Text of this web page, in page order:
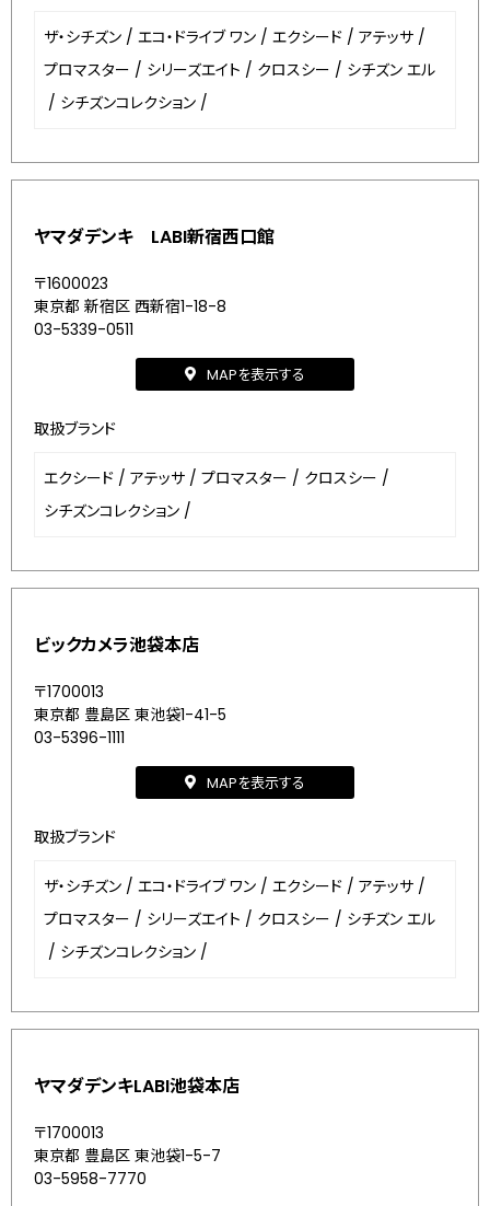
ザ・シチズン / エコ・ドライブ ワン / エクシード / アテッサ /
プロマスター / シリーズエイト / クロスシー / シチズン エル
/ シチズンコレクション /
ヤマダデンキ LABI新宿西口館
〒1600023
東京都 新宿区 西新宿1-18-8
03-5339-0511
MAPを表示する
取扱ブランド
エクシード / アテッサ / プロマスター / クロスシー /
シチズンコレクション /
ビックカメラ池袋本店
〒1700013
東京都 豊島区 東池袋1-41-5
03-5396-1111
MAPを表示する
取扱ブランド
ザ・シチズン / エコ・ドライブ ワン / エクシード / アテッサ /
プロマスター / シリーズエイト / クロスシー / シチズン エル
/ シチズンコレクション /
ヤマダデンキLABI池袋本店
〒1700013
東京都 豊島区 東池袋1-5-7
03-5958-7770